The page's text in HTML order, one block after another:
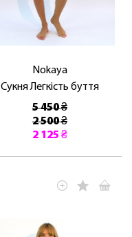
Nokaya
Сукня Легкість буття
5 450 ₴
2 500 ₴
2 125 ₴